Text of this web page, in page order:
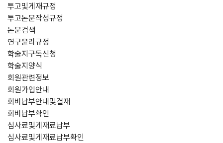
투고및게재규정
투고논문작성규정
논문검색
연구윤리규정
학술지구독신청
학술지양식
회원관련정보
회원가입안내
회비납부안내및결재
회비납부확인
심사료및게재료납부
심사료및게재료납부확인